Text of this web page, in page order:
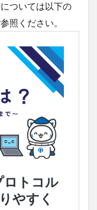
ついては以下の
照ください。